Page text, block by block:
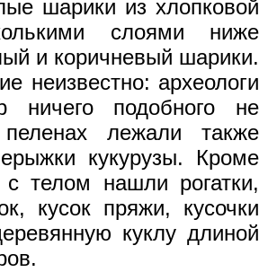
шарики из хлопковой
слоями ниже
и коричневый шарики.
неизвестно: археологи
подобного не
лежали также
кукурузы. Кроме
телом нашли рогатки,
кусок пряжи, кусочки
куклу длиной